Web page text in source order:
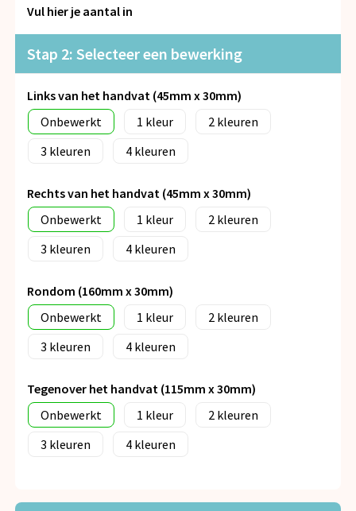
Snoepgoed
Spellen voor binnen en buiten
Vrije tijd en Strand
Vul hier je aantal in
Stap 2: Selecteer een bewerking
Links van het handvat (45mm x 30mm)
Onbewerkt
1
2
3
4
Rechts van het handvat (45mm x 30mm)
Onbewerkt
1
2
3
4
Rondom (160mm x 30mm)
Onbewerkt
1
2
3
4
Tegenover het handvat (115mm x 30mm)
Onbewerkt
1
2
3
4